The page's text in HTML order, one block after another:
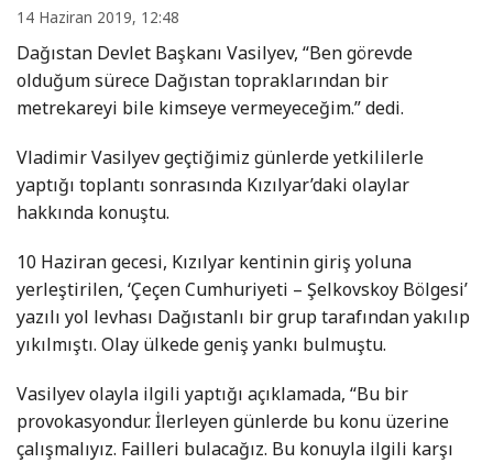
14 Haziran 2019, 12:48
Dağıstan Devlet Başkanı Vasilyev, “Ben görevde
olduğum sürece Dağıstan topraklarından bir
metrekareyi bile kimseye vermeyeceğim.” dedi.
Vladimir Vasilyev geçtiğimiz günlerde yetkililerle
yaptığı toplantı sonrasında Kızılyar’daki olaylar
hakkında konuştu.
10 Haziran gecesi, Kızılyar kentinin giriş yoluna
yerleştirilen, ‘Çeçen Cumhuriyeti – Şelkovskoy Bölgesi’
yazılı yol levhası Dağıstanlı bir grup tarafından yakılıp
yıkılmıştı. Olay ülkede geniş yankı bulmuştu.
Vasilyev olayla ilgili yaptığı açıklamada, “Bu bir
provokasyondur. İlerleyen günlerde bu konu üzerine
çalışmalıyız. Failleri bulacağız. Bu konuyla ilgili karşı